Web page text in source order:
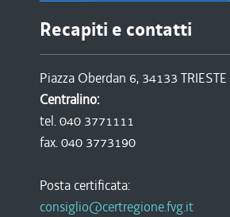
Recapiti e contatti
Piazza Oberdan 6, 34133 TRIESTE
Centralino:
tel. 040 3771111
fax. 040 3773190
Posta certificata:
consiglio@certregione.fvg.it